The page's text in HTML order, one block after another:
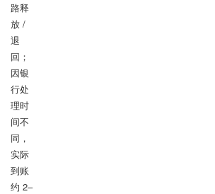
路释
放 /
退
回；
因银
行处
理时
间不
同，
实际
到账
约 2–